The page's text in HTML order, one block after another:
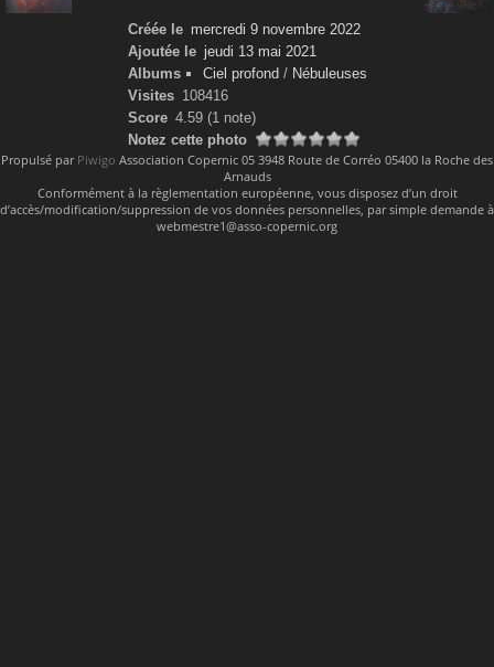
Créée le mercredi 9 novembre 2022
Ajoutée le jeudi 13 mai 2021
Albums
Ciel profond / Nébuleuses
Visites 108416
Score 4.59 (1 note)
Notez cette photo
Propulsé par Piwigo Association Copernic 05 3948 Route de Corréo 05400 la Roche des
Arnauds
Conformément à la règlementation européenne, vous disposez d’un droit
d’accès/modification/suppression de vos données personnelles, par simple demande à
webmestre1@asso-copernic.org